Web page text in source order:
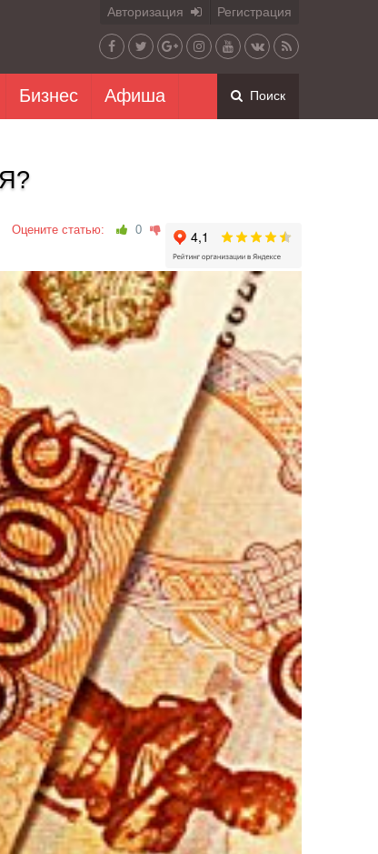
Авторизация Регистрация
Бизнес Афиша Поиск
Оцените статью: 0